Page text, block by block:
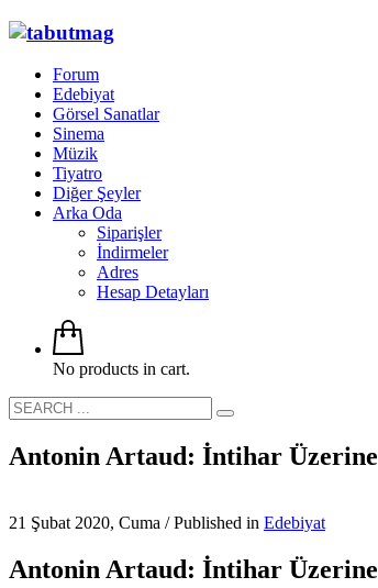
Forum
Edebiyat
Görsel Sanatlar
Sinema
Müzik
Tiyatro
Diğer Şeyler
Arka Oda
Siparişler
İndirmeler
Adres
Hesap Detayları
No products in cart.
Antonin Artaud: İntihar Üzerine
21 Şubat 2020, Cuma /Published in Edebiyat
Antonin Artaud: İntihar Üzerine